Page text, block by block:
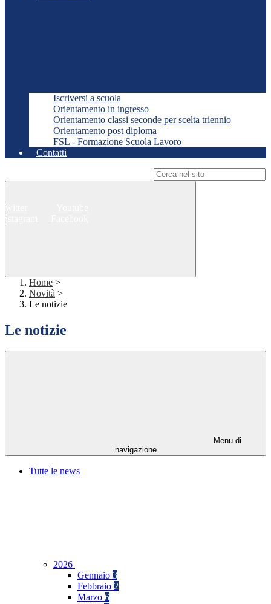
Iscriversi a scuola
Orientamento in ingresso
Orientamento classi seconde per scelta triennio
Orientamento post diploma
FSL - Formazione Scuola Lavoro
Contatti
Twitter
Instagram
Home >
Novità >
Le notizie
Le notizie
Menu di
navigazione
Tutte le news
2026
Gennaio 3
Febbraio 2
Marzo 6